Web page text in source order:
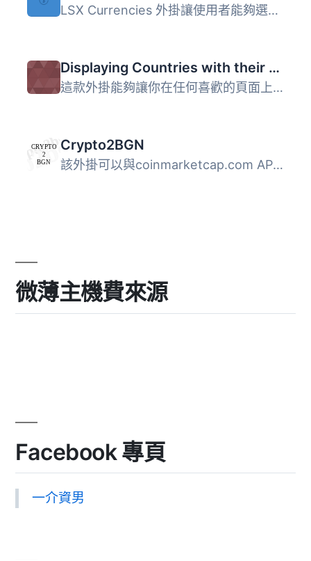
LSX Currencies 外掛讓使用者能夠選擇支援的貨幣及基本貨幣，...
Displaying Countries with their Capital and currencies
這款外掛能夠讓你在任何喜歡的頁面上使用簡碼[countries_list...
Crypto2BGN
該外掛可以與coinmarketcap.com API一起運作。它可以從coinma...
微薄主機費來源
Facebook 專頁
一介資男